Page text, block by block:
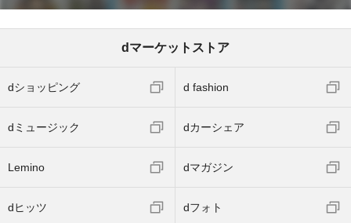
dマーケットストア
dショッピング d fashion
dミュージック dカーシェア
Lemino dマガジン
dヒッツ dフォト